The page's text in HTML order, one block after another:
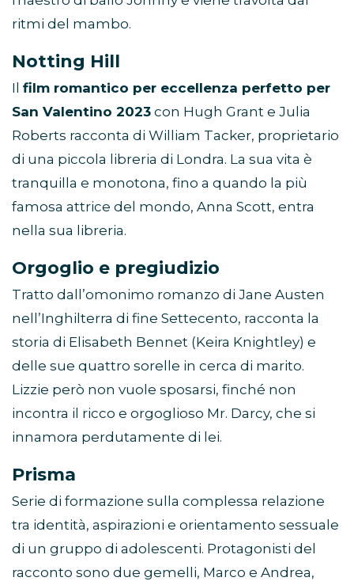
ritmi del mambo.
Notting Hill
Il film romantico per eccellenza perfetto per
San Valentino 2023 con Hugh Grant e Julia
Roberts racconta di William Tacker, proprietario
di una piccola libreria di Londra. La sua vita è
tranquilla e monotona, fino a quando la più
famosa attrice del mondo, Anna Scott, entra
nella sua libreria.
Orgoglio e pregiudizio
Tratto dall’omonimo romanzo di Jane Austen
nell’Inghilterra di fine Settecento, racconta la
storia di Elisabeth Bennet (Keira Knightley) e
delle sue quattro sorelle in cerca di marito.
Lizzie però non vuole sposarsi, finché non
incontra il ricco e orgoglioso Mr. Darcy, che si
innamora perdutamente di lei.
Prisma
Serie di formazione sulla complessa relazione
tra identità, aspirazioni e orientamento sessuale
di un gruppo di adolescenti. Protagonisti del
racconto sono due gemelli, Marco e Andrea,